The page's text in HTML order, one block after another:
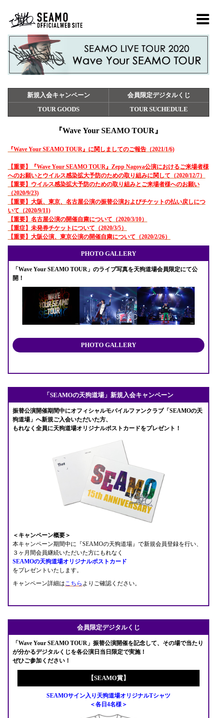
新規入会キャンペーン
会員限定デジタルくじ
TOUR GOODS
TOUR SUCHEDULE
『Wave Your SEAMO TOUR』
『Wave Your SEAMO TOUR』に関しましてのご報告（2021/1/6)
【重要】『Wave Your SEAMO TOUR』Zepp Nagoya公演におけるご来場者様
へのお願いとウイルス感染拡大予防のための取り組みに関して（2020/12/7）
【重要】ウイルス感染拡大予防のための取り組みとご来場者様へのお願い
（2020/9/23)
【重要】大阪、東京、名古屋公演の振替公演およびチケットの払い戻しにつ
いて（2020/9/11)
【重要】名古屋公演の開催自粛について（2020/3/10）
【重症】未発券チケットについて（2020/3/5）
【重要】大阪公演、東京公演の開催自粛について（2020/2/26）
PHOTO GALLERY
「Wave Your SEAMO TOUR」のライブ写真を天狗道場会員限定にて公
開！
PHOTO GALLERY
「SEAMOの天狗道場」新規入会キャンペーン
振替公演開催期間中にオフィシャルモバイルファンクラブ「SEAMOの天
狗道場」へ新規ご入会いただいた方、
もれなく全員に天狗道場オリジナルポストカードをプレゼント！
＜キャンペーン概要＞
本キャンペーン期間中に『SEAMOの天狗道場』で新規会員登録を行い、
３ヶ月間会員継続いただいた方にもれなく
SEAMOの天狗道場オリジナルポストカード
をプレゼントいたします。
キャンペーン詳細はこちら よりご確認ください。
会員限定デジタルくじ
「Wave Your SEAMO TOUR」振替公演開催を記念して、その場で当たり
が分かるデジタルくじを各公演日当日限定で実施！
ぜひご参加ください！
【SEAMO賞】
SEAMOサイン入り天狗道場オリジナルTシャツ
＜各日4名様＞